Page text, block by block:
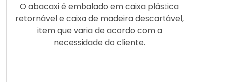
O abacaxi é embalado em caixa plástica
retornável e caixa de madeira descartável,
item que varia de acordo com a
necessidade do cliente.